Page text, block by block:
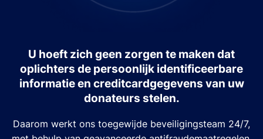
U hoeft zich geen zorgen te maken dat
oplichters de persoonlijk identificeerbare
informatie en creditcardgegevens van uw
donateurs stelen.
Daarom werkt ons toegewijde beveiligingsteam 24/7,